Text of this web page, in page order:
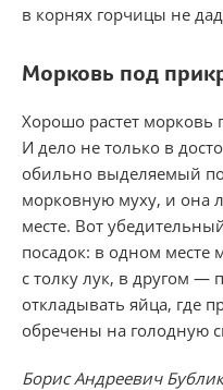
в корнях горчицы не
Морковь под
Хорошо растет
И дело не только в
обильно выделяемый
морковную муху, и она
месте. Вот
посадок: в одном месте
с толку лук, в другом —
откладывать яйца, где
обречены на голодную
Борис Андреевич Бублик